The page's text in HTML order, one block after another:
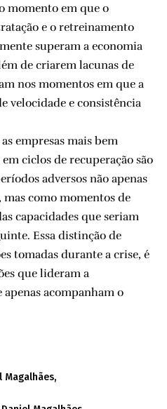
momento em que o
e o retreinamento
superam a economia
de criarem lacunas de
nos momentos em que a
velocidade e consistência
empresas mais bem
ciclos de recuperação são
adversos não apenas
como momentos de
capacidades que seriam
Essa distinção de
tomadas durante a crise, é
que lideram a
acompanham o
Magalhães